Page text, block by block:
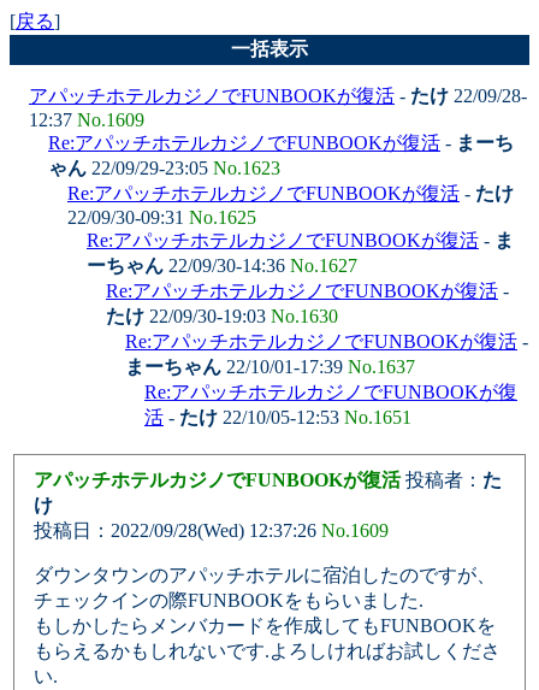
[戻る]
一括表示
アパッチホテルカジノでFUNBOOKが復活 - たけ 22/09/28-
12:37 No.1609
Re:アパッチホテルカジノでFUNBOOKが復活 - まーち
ゃん 22/09/29-23:05 No.1623
Re:アパッチホテルカジノでFUNBOOKが復活 - たけ
22/09/30-09:31 No.1625
Re:アパッチホテルカジノでFUNBOOKが復活 - ま
ーちゃん 22/09/30-14:36 No.1627
Re:アパッチホテルカジノでFUNBOOKが復活 -
たけ 22/09/30-19:03 No.1630
Re:アパッチホテルカジノでFUNBOOKが復活 -
まーちゃん 22/10/01-17:39 No.1637
Re:アパッチホテルカジノでFUNBOOKが復
活 - たけ 22/10/05-12:53 No.1651
アパッチホテルカジノでFUNBOOKが復活投稿者： た
け
投稿日：2022/09/28(Wed) 12:37:26 No.1609
ダウンタウンのアパッチホテルに宿泊したのですが、
チェックインの際FUNBOOKをもらいました.
もしかしたらメンバカードを作成してもFUNBOOKを
もらえるかもしれないです.よろしければお試しくださ
い.